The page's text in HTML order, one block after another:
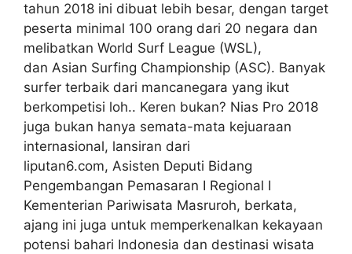
tahun 2018 ini dibuat lebih besar, dengan target
peserta minimal 100 orang dari 20 negara dan
melibatkan World Surf League (WSL),
dan Asian Surfing Championship (ASC). Banyak
surfer terbaik dari mancanegara yang ikut
berkompetisi loh.. Keren bukan? Nias Pro 2018
juga bukan hanya semata-mata kejuaraan
internasional, lansiran dari
liputan6.com, Asisten Deputi Bidang
Pengembangan Pemasaran I Regional I
Kementerian Pariwisata Masruroh, berkata,
ajang ini juga untuk memperkenalkan kekayaan
potensi bahari Indonesia dan destinasi wisata